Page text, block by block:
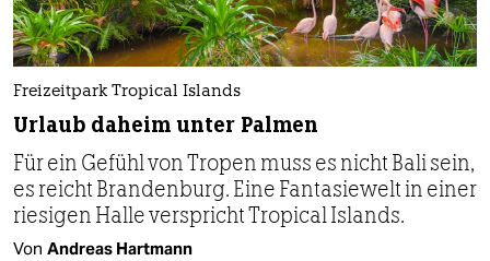
Freizeitpark Tropical Islands
Urlaub daheim unter Palmen
Für ein Gefühl von Tropen muss es nicht Bali sein,
es reicht Brandenburg. Eine Fantasiewelt in einer
riesigen Halle verspricht Tropical Islands.
Von Andreas Hartmann